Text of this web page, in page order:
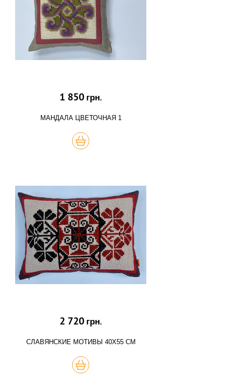
1 850 грн.
МАНДАЛА ЦВЕТОЧНАЯ 1
КУПИТЬ
2 720 грн.
СЛАВЯНСКИЕ МОТИВЫ 40Х55 СМ
КУПИТЬ